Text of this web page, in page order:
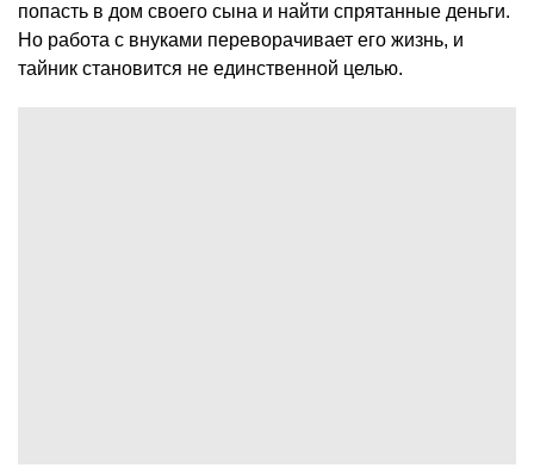
попасть в дом своего сына и найти спрятанные деньги.
Но работа с внуками переворачивает его жизнь, и
тайник становится не единственной целью.